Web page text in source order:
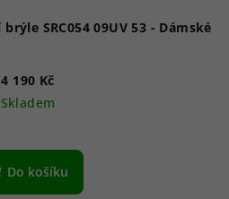
Roberto Cavalli sluneční brýle SRC054 09UV 53 - Dámské
4 190 Kč
Skladem
Do košíku